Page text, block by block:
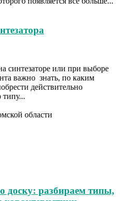
синтезаторе или при выборе
важно знать, по каким
действительно
типу...
области
доску: разбираем типы,